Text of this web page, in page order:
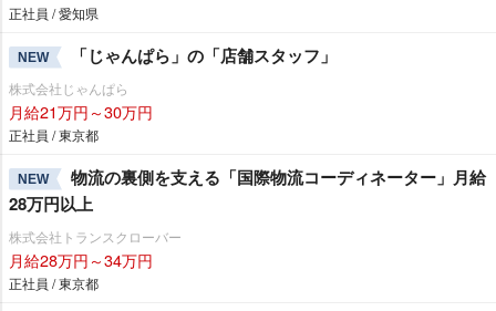
正社員 / 愛知県
NEW 「じゃんぱら」の「店舗スタッフ」
株式会社じゃんぱら
月給21万円～30万円
正社員 / 東京都
NEW
物流の裏側を支える「国際物流コーディネーター」月給
28万円以上
株式会社トランスクローバー
月給28万円～34万円
正社員 / 東京都